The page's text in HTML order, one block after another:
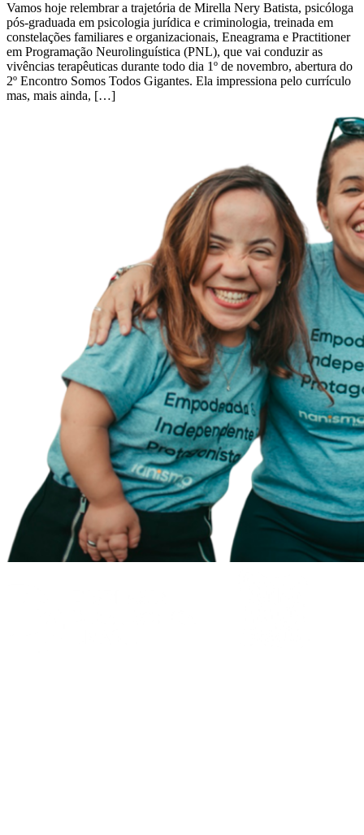
Vamos hoje relembrar a trajetória de Mirella Nery Batista, psicóloga
pós-graduada em psicologia jurídica e criminologia, treinada em
constelações familiares e organizacionais, Eneagrama e Practitioner
em Programação Neurolinguística (PNL), que vai conduzir as
vivências terapêuticas durante todo dia 1º de novembro, abertura do
2º Encontro Somos Todos Gigantes. Ela impressiona pelo currículo
mas, mais ainda, […]